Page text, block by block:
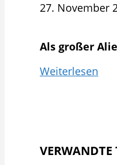
27. November
Als großer
Weiterlesen
VERWANDTE